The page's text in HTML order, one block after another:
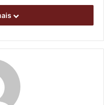
constituídos, deverão
da Polícia Civil ou o
mulheres, crianças,
em suas unidades
Os participantes do
para sinalizar os